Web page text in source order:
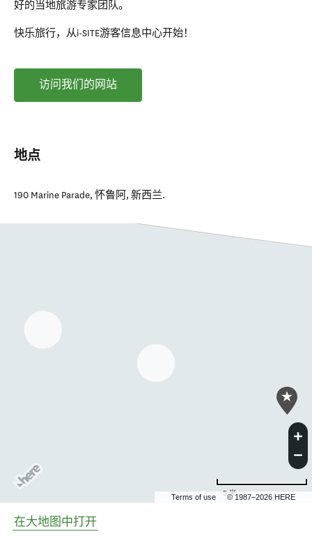
好的当地旅游专家团队。
快乐旅行，从i-SITE游客信息中心开始！
访问我们的网站
地点
190 Marine Parade, 怀鲁阿 , 新西兰.
Terms of use © 1987–2026 HERE
5 米
在大地图中打开